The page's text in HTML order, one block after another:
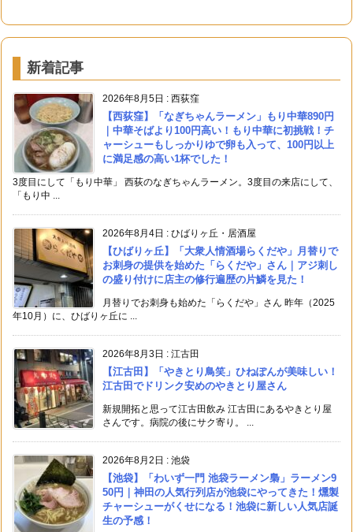
新着記事
2026年8月5日 : 西荻窪
【西荻窪】「なぎちゃんラーメン」もり中華890円
｜中華そばより100円高い！もり中華に初挑戦！チ
ャーシューもしっかりゆで卵も入って、100円以上
に満足感の高い1杯でした！
3度目にして「もり中華」 西荻のなぎちゃんラーメン。3度目の来店にして、
「もり中 ...
2026年8月4日 : ひばりヶ丘・居酒屋
【ひばりヶ丘】「大衆人情酒場らくだや」月替りで
お刺身の提供を始めた「らくだや」さん｜アジ刺し
の盛り付けに店主の修行遍歴の片鱗を見た！
月替りでお刺身も始めた「らくだや」さん 昨年（2025
年10月）に、ひばりヶ丘に ...
2026年8月3日 : 江古田
【江古田】「やきとり鳥笑」ひねぽんが美味しい！
江古田でドリンク安めのやきとり屋さん
新規開拓と思って江古田飲み 江古田にあるやきとり屋
さんです。病院の後にサク寄り。 ...
2026年8月2日 : 池袋
【池袋】「わいず一門 池袋ラーメン梟」ラーメン9
50円｜神田の人気行列店が池袋にやってきた！燻製
チャーシューがくせになる！池袋に新しい人気店誕
生の予感！